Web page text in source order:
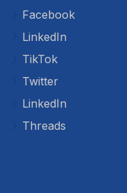
Facebook
LinkedIn
TikTok
Twitter
LinkedIn
Threads